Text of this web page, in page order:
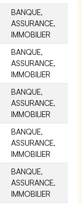
BANQUE,
ASSURANCE,
IMMOBILIER
BANQUE,
ASSURANCE,
IMMOBILIER
BANQUE,
ASSURANCE,
IMMOBILIER
BANQUE,
ASSURANCE,
IMMOBILIER
BANQUE,
ASSURANCE,
IMMOBILIER